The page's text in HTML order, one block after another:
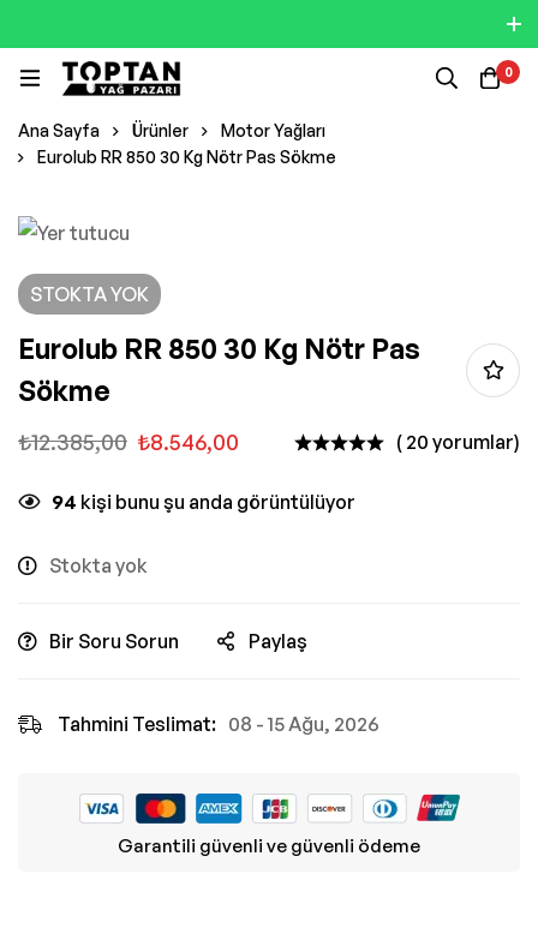
0
Ana Sayfa Ürünler
Motor Yağları
Eurolub RR 850 30 Kg Nötr Pas Sökme
STOKTA YOK
Eurolub RR 850 30 Kg Nötr Pas
Sökme
₺12.385,00 ₺8.546,00 ( 20 yorumlar)
94 kişi bunu şu anda görüntülüyor
Stokta yok
Bir Soru Sorun Paylaş
Tahmini Teslimat: 08 - 15 Ağu, 2026
Garantili güvenli ve güvenli ödeme